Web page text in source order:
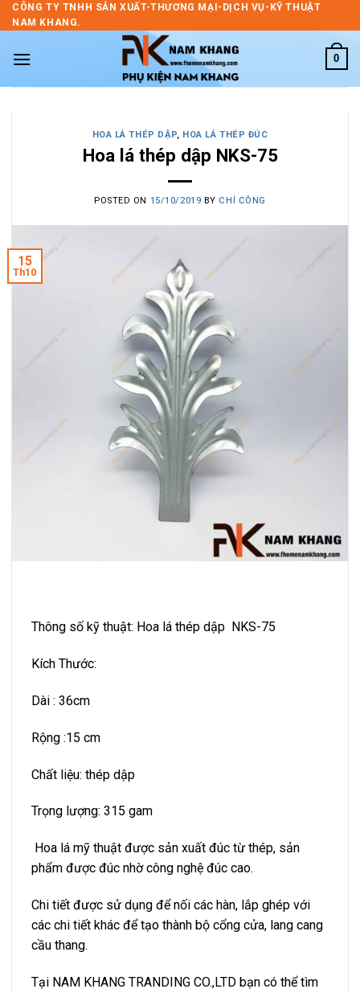
Skip
to
CÔNG TY TNHH SẢN XUẤT-THƯƠNG MẠI-DỊCH VỤ-KỸ THUẬT
NAM KHANG.
0
HOA LÁ THÉP DẬP, HOA LÁ THÉP ĐÚC
Hoa lá thép dập NKS-75
POSTED ON 15/10/2019 BY CHÍ CÔNG
15
Th10
Thông số kỹ thuật: Hoa lá thép dập NKS-75
Kích Thước:
Dài : 36cm
Rộng :15 cm
Chất liệu: thép dập
Trọng lượng: 315 gam
Hoa lá mỹ thuật được sản xuất đúc từ thép, sản
phẩm được đúc nhờ công nghệ đúc cao.
Chi tiết được sử dụng để nối các hàn, lắp ghép với
các chi tiết khác để tạo thành bộ cổng cửa, lang cang
cầu thang.
Tại NAM KHANG TRANDING CO.,LTD bạn có thể tìm